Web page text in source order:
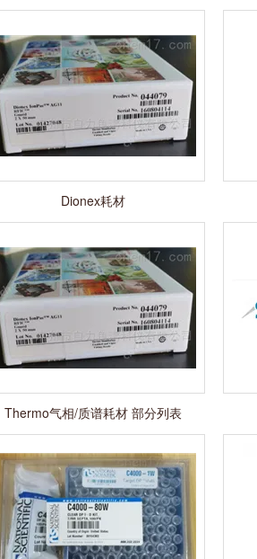
Dionex耗材
Thermo气相/质谱耗材 部分列表